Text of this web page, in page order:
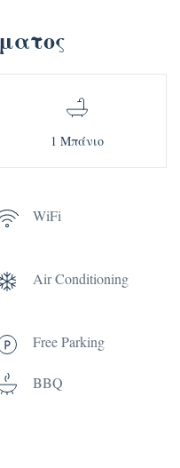
1 Μπάνιο
WiFi
Air Conditioning
Free Parking
BBQ